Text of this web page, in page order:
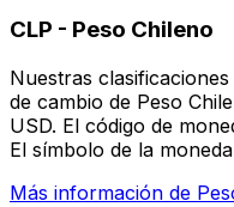
CLP - Peso Chileno
Nuestras
de cambio de Peso
USD. El código de
El símbolo de la
Más información de